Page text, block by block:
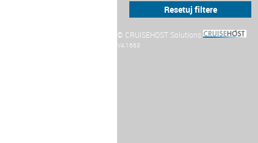
© CRUISEHOST Solutions
V4.1663